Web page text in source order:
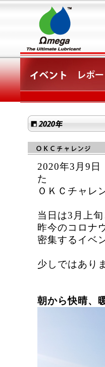
2020年3月9日
た
ＯＫＣチャレ
当日は3月上
昨今のコロナ
密集するイベ
少しではあり
朝から快晴、